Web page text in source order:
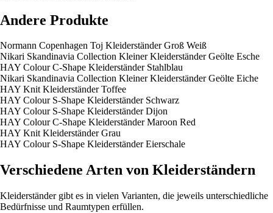
Andere Produkte
Normann Copenhagen Toj Kleiderständer Groß Weiß
Nikari Skandinavia Collection Kleiner Kleiderständer Geölte Esche
HAY Colour C-Shape Kleiderständer Stahlblau
Nikari Skandinavia Collection Kleiner Kleiderständer Geölte Eiche
HAY Knit Kleiderständer Toffee
HAY Colour S-Shape Kleiderständer Schwarz
HAY Colour S-Shape Kleiderständer Dijon
HAY Colour C-Shape Kleiderständer Maroon Red
HAY Knit Kleiderständer Grau
HAY Colour S-Shape Kleiderständer Eierschale
Verschiedene Arten von Kleiderständern
Kleiderständer gibt es in vielen Varianten, die jeweils unterschiedliche
Bedürfnisse und Raumtypen erfüllen.